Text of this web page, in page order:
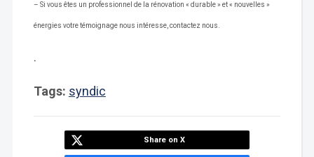
– Si vous êtes un professionnel de la rénovation « durable » et « nouvelles »
énergies votre témoignage nous intéresse, contactez nous.
.
Tags: syndic
Share on X